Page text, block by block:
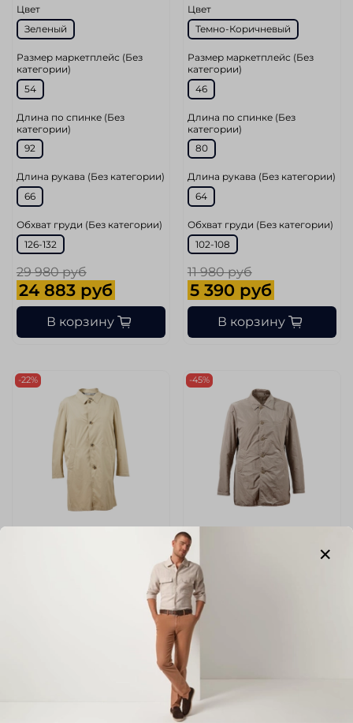
Цвет
Зеленый
Размер маркетплейс (Без
категории)
54
Длина по спинке (Без
категории)
92
Длина рукава (Без категории)
66
Обхват груди (Без категории)
126-132
29 980 руб
24 883 руб
В корзину
Цвет
Темно-Коричневый
Размер маркетплейс (Без
категории)
46
Длина по спинке (Без
категории)
80
Длина рукава (Без категории)
64
Обхват груди (Без категории)
102-108
11 980 руб
5 390 руб
В корзину
-22% -45%
арт.
Плащ MABRUN
Размер
50
Цвет
Размер маркетплейс (Без
категории)
50